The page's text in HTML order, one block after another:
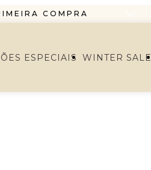
COMPRA
ESPECIAIS WINTER SALE